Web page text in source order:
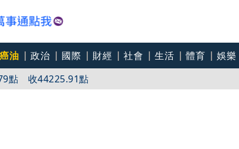
油 政治 國際 財經 社會 生活 體育 娛樂
點 收44225.91點
人朝聖闆娘嚇傻：不敢相信